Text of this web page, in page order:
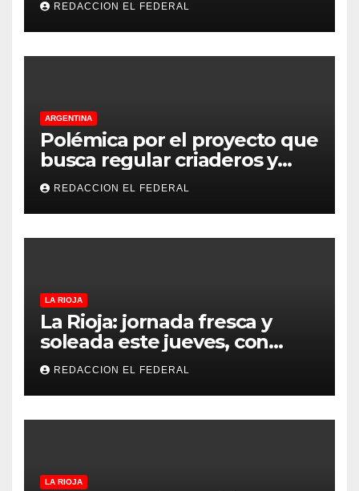
principales puntos
REDACCION EL FEDERAL
ARGENTINA
Polémica por el proyecto que
busca regular criaderos y
refugios de perros y gatos:
denuncian excesos, mientras
proteccionistas reclaman
controles más duros
REDACCION EL FEDERAL
LA RIOJA
La Rioja: jornada fresca y
soleada este jueves, con
temperaturas estables para
el viernes
REDACCION EL FEDERAL
LA RIOJA